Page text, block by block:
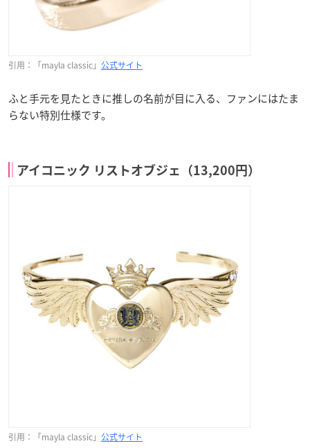
引用：「mayla classic」 公式サイト
ふと手元を見たときに推しの名前が目に入る、ファンにはたま
らない特別仕様です。
アイコニック リストオブジェ（13,200円）
引用：「mayla classic」 公式サイト